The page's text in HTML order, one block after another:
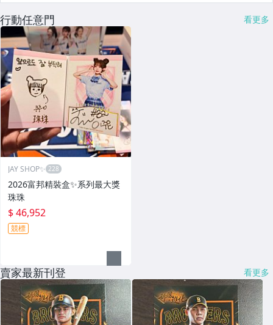
行動任意門 看更多
JAY SHOP✨
2026富邦精裝盒✨系列最大獎
珠珠
$ 46,952
競標
賣家最新刊登 看更多